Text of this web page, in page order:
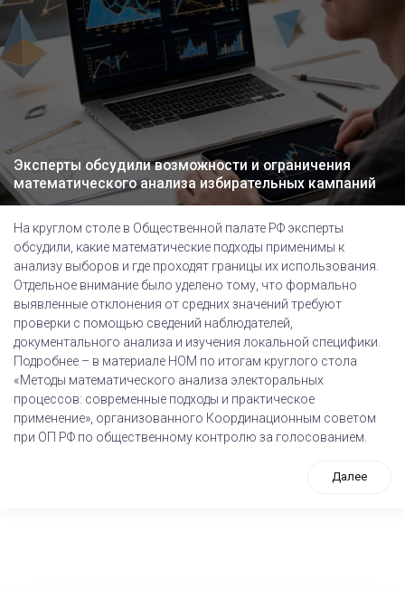
Эксперты обсудили возможности и ограничения
математического анализа избирательных кампаний
На круглом столе в Общественной палате РФ эксперты
обсудили, какие математические подходы применимы к
анализу выборов и где проходят границы их использования.
Отдельное внимание было уделено тому, что формально
выявленные отклонения от средних значений требуют
проверки с помощью сведений наблюдателей,
документального анализа и изучения локальной специфики.
Подробнее – в материале НОМ по итогам круглого стола
«Методы математического анализа электоральных
процессов: современные подходы и практическое
применение», организованного Координационным советом
при ОП РФ по общественному контролю за голосованием.
Далее